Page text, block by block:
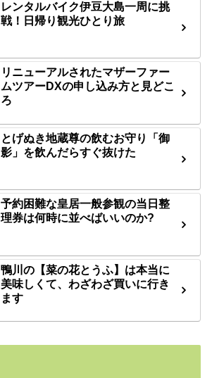
レンタルバイク伊豆大島一周に挑
戦！日帰り観光ひとり旅
リニューアルされたマザーファー
ムツアーDXの申し込み方と見どこ
ろ
とげぬき地蔵尊の飲むお守り「御
影」を飲んだらすぐ抜けた
予約困難な皇居一般参観の当日整
理券は何時に並べばいいのか?
鴨川の【菜の花とうふ】は本当に
美味しくて、わざわざ買いに行き
ます